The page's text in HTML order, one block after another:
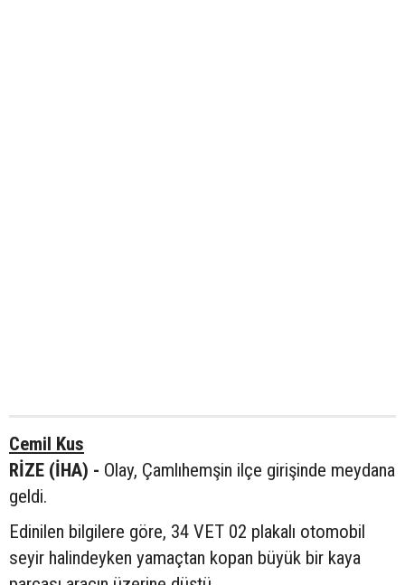
Cemil Kus
RİZE (İHA) - Olay, Çamlıhemşin ilçe girişinde meydana
geldi.
Edinilen bilgilere göre, 34 VET 02 plakalı otomobil
seyir halindeyken yamaçtan kopan büyük bir kaya